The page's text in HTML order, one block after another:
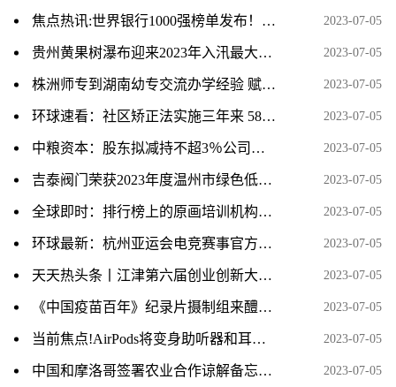
焦点热讯:世界银行1000强榜单发布！10家中国银行进入20强 2023-07-05
贵州黄果树瀑布迎来2023年入汛最大水量 当前关注 2023-07-05
株洲师专到湖南幼专交流办学经验 赋能职业教育高质量发展 2023-07-05
环球速看：社区矫正法实施三年来 58万人次社区矫正对象接受就业或就学指导 2023-07-05
中粮资本：股东拟减持不超3％公司股份 2023-07-05
吉泰阀门荣获2023年度温州市绿色低碳工厂 2023-07-05
全球即时：排行榜上的原画培训机构课程价格一般学费多少 2023-07-05
环球最新：杭州亚运会电竞赛事官方用机 iQOO 11S 正式发布 2023-07-05
天天热头条丨江津第六届创业创新大赛复赛举行 15个项目胜出 2023-07-05
《中国疫苗百年》纪录片摄制组来醴取材 环球时快讯 2023-07-05
当前焦点!AirPods将变身助听器和耳温枪！下一代改为USB-C接口 2023-07-05
中国和摩洛哥签署农业合作谅解备忘录-世界观热点 2023-07-05